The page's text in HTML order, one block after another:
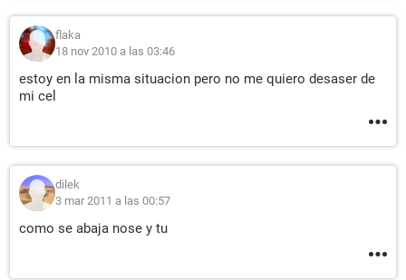
flaka
18 nov 2010 a las 03:46
estoy en la misma situacion pero no me quiero desaser de
mi cel
dilek
3 mar 2011 a las 00:57
como se abaja nose y tu